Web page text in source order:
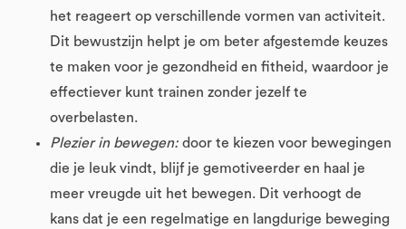
het reageert op verschillende vormen van activiteit.
Dit bewustzijn helpt je om beter afgestemde keuzes
te maken voor je gezondheid en fitheid, waardoor je
effectiever kunt trainen zonder jezelf te
overbelasten.
Plezier in bewegen: door te kiezen voor bewegingen
die je leuk vindt, blijf je gemotiveerder en haal je
meer vreugde uit het bewegen. Dit verhoogt de
kans dat je een regelmatige en langdurige beweging